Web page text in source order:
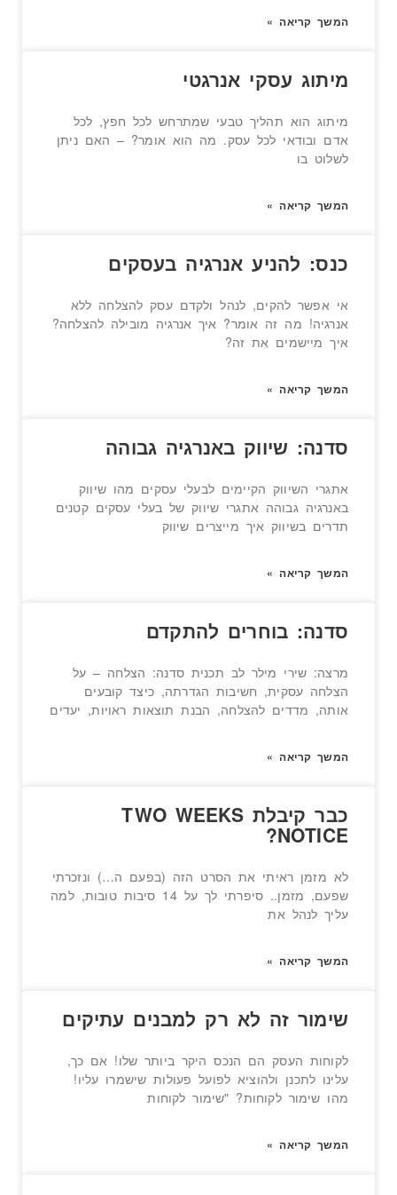
המשך קריאה »
מיתוג עסקי אנרגטי
מיתוג הוא תהליך טבעי שמתרחש לכל חפץ, לכל
אדם ובודאי לכל עסק. מה הוא אומר? – האם ניתן
לשלוט בו
המשך קריאה »
כנס: להניע אנרגיה בעסקים
אי אפשר להקים, לנהל ולקדם עסק להצלחה ללא
אנרגיה! מה זה אומר? איך אנרגיה מובילה להצלחה?
איך מיישמים את זה?
המשך קריאה »
סדנה: שיווק באנרגיה גבוהה
אתגרי השיווק הקיימים לבעלי עסקים מהו שיווק
באנרגיה גבוהה אתגרי שיווק של בעלי עסקים קטנים
תדרים בשיווק איך מייצרים שיווק
המשך קריאה »
סדנה: בוחרים להתקדם
מרצה: שירי מילר לב תכנית סדנה: הצלחה – על
הצלחה עסקית, חשיבות הגדרתה, כיצד קובעים
אותה, מדדים להצלחה, הבנת תוצאות ראויות, יעדים
המשך קריאה »
כבר קיבלת TWO WEEKS
NOTICE?
לא מזמן ראיתי את הסרט הזה (בפעם ה…) ונזכרתי
שפעם, מזמן.. סיפרתי לך על 14 סיבות טובות, למה
עליך לנהל את
המשך קריאה »
שימור זה לא רק למבנים עתיקים
לקוחות העסק הם הנכס היקר ביותר שלו! אם כך,
עלינו לתכנן ולהוציא לפועל פעולות שישמרו עליו!
מהו שימור לקוחות? "שימור לקוחות
המשך קריאה »